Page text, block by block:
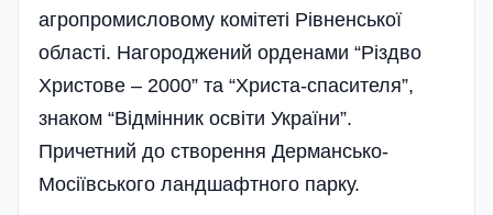
агропромисловому комітеті Рівненської
області. Нагороджений орденами “Різдво
Христове – 2000” та “Христа-спасителя”,
знаком “Відмінник освіти України”.
Причетний до створення Дермансько-
Мосіївського ландшафтного парку.